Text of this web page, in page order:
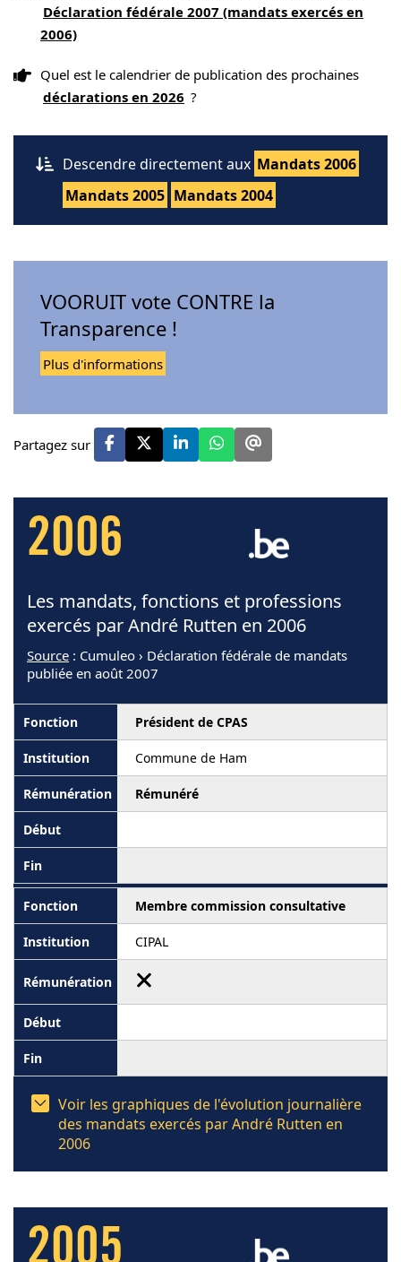
Déclaration fédérale 2007 (mandats exercés en
2006)
Quel est le calendrier de publication des prochaines
déclarations en 2026 ?
Descendre directement aux Mandats 2006
Mandats 2005 Mandats 2004
VOORUIT vote CONTRE la
Transparence !
Plus d'informations
Partagez sur
2006
Les mandats, fonctions et professions
exercés par André Rutten en 2006
Source : Cumuleo › Déclaration fédérale de mandats
publiée en août 2007
Président de CPAS
Commune de Ham
Rémunéré
Membre commission consultative
CIPAL
Voir les graphiques de l'évolution journalière
des mandats exercés par André Rutten en
2006